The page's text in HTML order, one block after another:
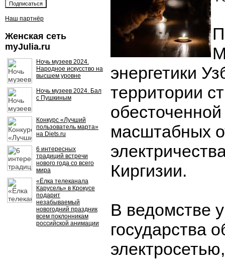
Наш партнёр
Женская сеть
myJulia.ru
Ночь музеев 2024.
Народное искусство на
высшем уровне
Ночь музеев 2024. Бал
с Пушкиным
Конкурс «Лучший
пользователь марта»
на Diets.ru
6 интересных
традиций встречи
нового года со всего
мира
«Ёлка телеканала
Карусель» в Крокусе
подарит
незабываемый
новогодний праздник
всем поклонникам
российской анимации
энергетики
территории
масштабных
Киргизии.
В ведомстве
государства